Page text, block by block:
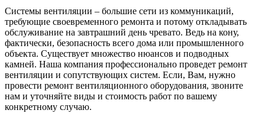
Системы вентиляции – большие сети из коммуникаций,
требующие своевременного ремонта и потому откладывать
обслуживание на завтрашний день чревато. Ведь на кону,
фактически, безопасность всего дома или промышленного
объекта. Существует множество нюансов и подводных
камней. Наша компания профессионально проведет ремонт
вентиляции и сопутствующих систем. Если, Вам, нужно
провести ремонт вентиляционного оборудования, звоните
нам и уточняйте виды и стоимость работ по вашему
конкретному случаю.